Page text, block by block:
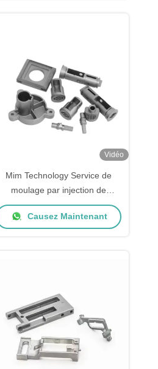
Vidéo
Mim Technology Service de
moulage par injection de
métaux Fabrication sur mesure
en acier inoxydable Fer
Causez Maintenant